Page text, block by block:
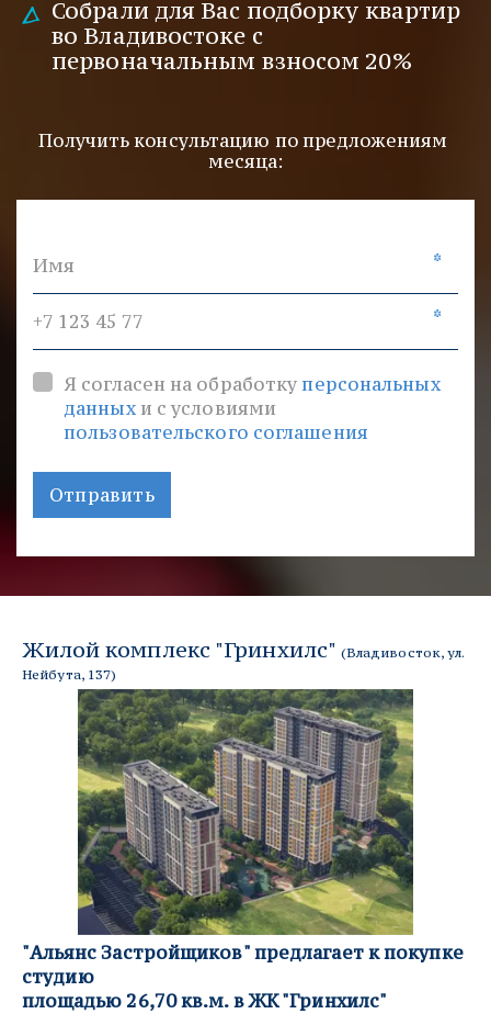
Собрали для Вас подборку квартир
во Владивостоке с
первоначальным взносом 20%
Получить консультацию по предложениям
месяца:
*
*
Я согласен на обработкуперсональных
данныхи с условиями
пользовательского соглашения
Отправить
Жилой комплекс "Гринхилс" (Владивосток, ул.
Нейбута, 137)
"Альянс Застройщиков" предлагает к покупке
студию
площадью 26,70 кв.м. в ЖК "Гринхилс"